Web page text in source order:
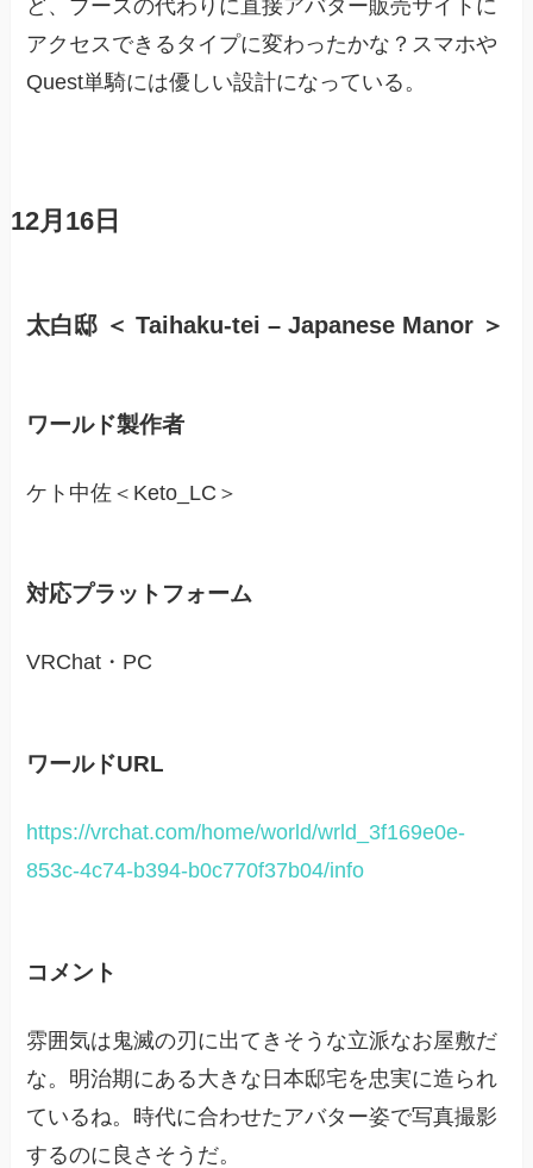
ど、ブースの代わりに直接アバター販売サイトに
アクセスできるタイプに変わったかな？スマホや
Quest単騎には優しい設計になっている。
12月16日
太白邸 ＜ Taihaku-tei – Japanese Manor ＞
ワールド製作者
ケト中佐＜Keto_LC＞
対応プラットフォーム
VRChat・PC
ワールドURL
https://vrchat.com/home/world/wrld_3f169e0e-
853c-4c74-b394-b0c770f37b04/info
コメント
雰囲気は鬼滅の刃に出てきそうな立派なお屋敷だ
な。明治期にある大きな日本邸宅を忠実に造られ
ているね。時代に合わせたアバター姿で写真撮影
するのに良さそうだ。